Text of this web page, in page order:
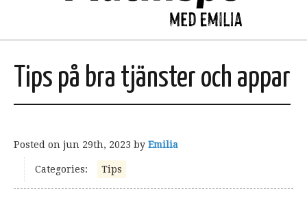
Tips på bra tjänster och appar
Posted on jun 29th, 2023 by Emilia
Categories: Tips